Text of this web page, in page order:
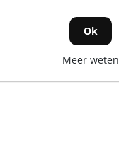
Ok
Meer weten